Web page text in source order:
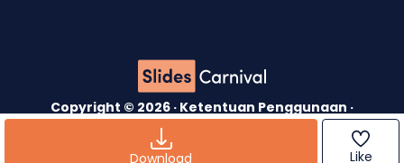
Download Like
Copyright © 2026 · Ketentuan Penggunaan ·
·
Kebijakan